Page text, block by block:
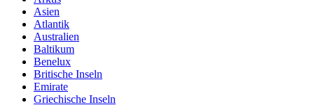
Asien
Atlantik
Australien
Baltikum
Benelux
Britische Inseln
Emirate
Griechische Inseln